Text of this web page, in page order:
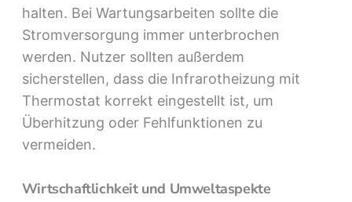
halten. Bei Wartungsarbeiten sollte die
Stromversorgung immer unterbrochen
werden. Nutzer sollten außerdem
sicherstellen, dass die Infrarotheizung mit
Thermostat korrekt eingestellt ist, um
Überhitzung oder Fehlfunktionen zu
vermeiden.
Wirtschaftlichkeit und Umweltaspekte